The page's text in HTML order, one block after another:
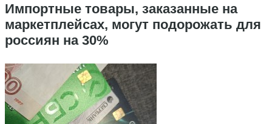
Импортные товары, заказанные на
маркетплейсах, могут подорожать для
россиян на 30%